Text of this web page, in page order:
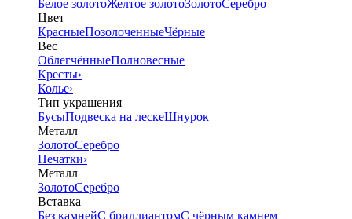
Белое золотоЖелтое золотоЗолотоСеребро
Цвет
КрасныеПозолоченныеЧёрные
Вес
ОблегчённыеПолновесные
Кресты›
Колье›
Тип украшения
БусыПодвеска на лескеШнурок
Металл
ЗолотоСеребро
Печатки›
Металл
ЗолотоСеребро
Вставка
Без камнейС бриллиантомС чёрным камнем